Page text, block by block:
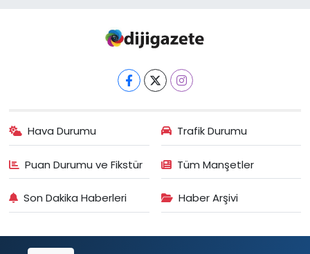
Hava Durumu Trafik Durumu
Puan Durumu ve Fikstür Tüm Manşetler
Son Dakika Haberleri Haber Arşivi